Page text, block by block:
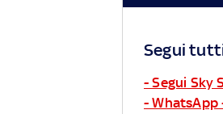
Segui
- Segui Sky
- WhatsApp